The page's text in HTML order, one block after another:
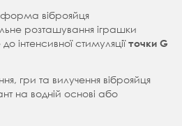
віброяйця
розташування іграшки
інтенсивної стимуляціїточки G
гри та вилучення віброяйця
на водній основі або